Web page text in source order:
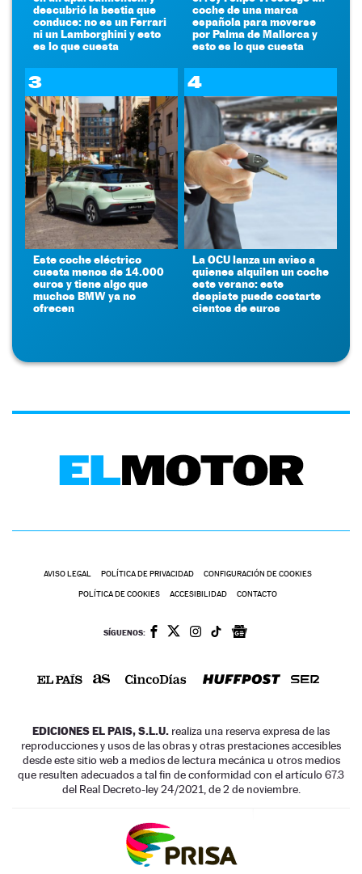
descubrió la bestia que
conduce: no es un Ferrari
ni un Lamborghini y esto
es lo que cuesta
coche de una marca
española para moverse
por Palma de Mallorca y
esto es lo que cuesta
3
Este coche eléctrico
cuesta menos de 14.000
euros y tiene algo que
muchos BMW ya no
ofrecen
4
La OCU lanza un aviso a
quienes alquilen un coche
este verano: este
despiste puede costarte
cientos de euros
AVISO LEGAL POLÍTICA DE PRIVACIDAD CONFIGURACIÓN DE COOKIES
POLÍTICA DE COOKIES ACCESIBILIDAD CONTACTO
SÍGUENOS:
EDICIONES EL PAIS, S.L.U. realiza una reserva expresa de las
reproducciones y usos de las obras y otras prestaciones accesibles
desde este sitio web a medios de lectura mecánica u otros medios
que resulten adecuados a tal fin de conformidad con el artículo 67.3
del Real Decreto-ley 24/2021, de 2 de noviembre.